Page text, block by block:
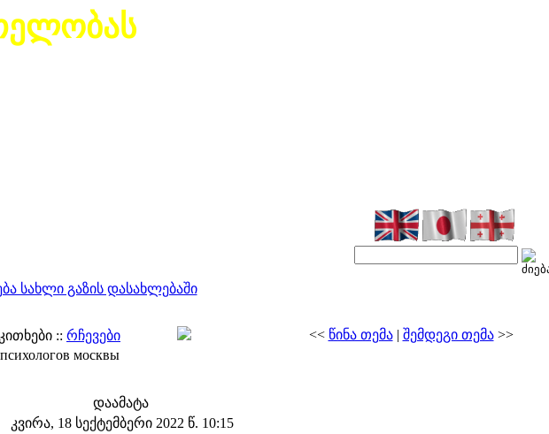
სახლი გაზის დასახლებაში
:: რჩევები << წინა თემა| შემდეგი თემა>>
москвы
დაამატა
კვირა, 18 სექტემბერი 2022 წ. 10:15